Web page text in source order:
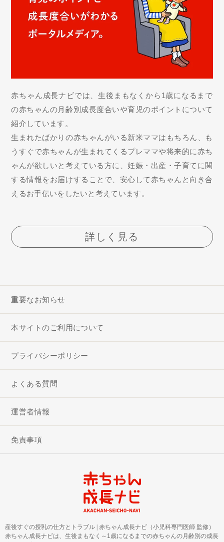
赤ちゃん成長ナビでは、生後まもなくから1歳になるまで
の赤ちゃんの月齢別成長度合いや育児のポイントについて
紹介しています。
生まれたばかりの赤ちゃんがいる新米ママはもちろん、も
うすぐで赤ちゃんが生まれてくるプレママや将来的に赤ち
ゃんが欲しいと考えている方に、妊娠・出産・子育てに関
する情報をお届けすることで、安心して赤ちゃんと向き合
えるお手伝いをしたいと考えています。
詳しく見る
重要なお知らせ
本サイトのご利用について
プライバシーポリシー
よくある質問
運営者情報
免責事項
産後すぐの授乳の仕方とトラブル | 赤ちゃん成長ナビ（小児科専門医師 監修）
赤ちゃん成長ナビは、生後まもなく～1歳になるまでの赤ちゃんの月齢別の成長